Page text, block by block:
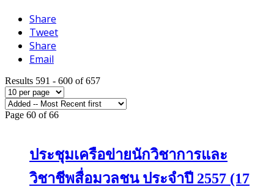
Share
Tweet
Share
Email
Results 591 - 600 of 657
Page 60 of 66
ประชุมเครือข่ายนักวิชาการและ
วิชาชีพสื่อมวลชน ประจำปี 2557 (17